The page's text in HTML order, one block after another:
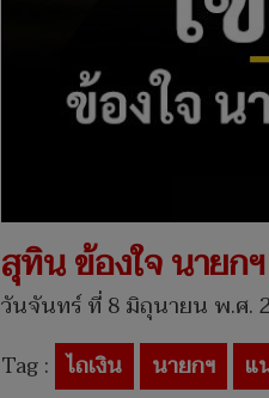
สุทิน ข้องใจ นายก
วันจันทร์ ที่ 8 มิถุนายน พ.ศ.
Tag : ไถเงิน นายกฯ แ